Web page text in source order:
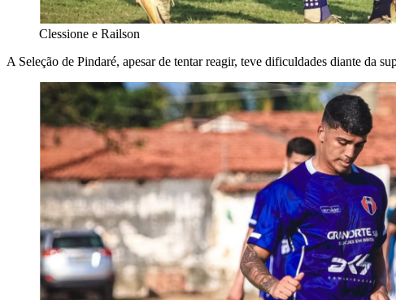
Clessione e Railson
A Seleção de Pindaré, apesar de tentar reagir, teve dificuldades diante da